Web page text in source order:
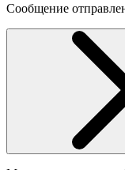
Сообщение